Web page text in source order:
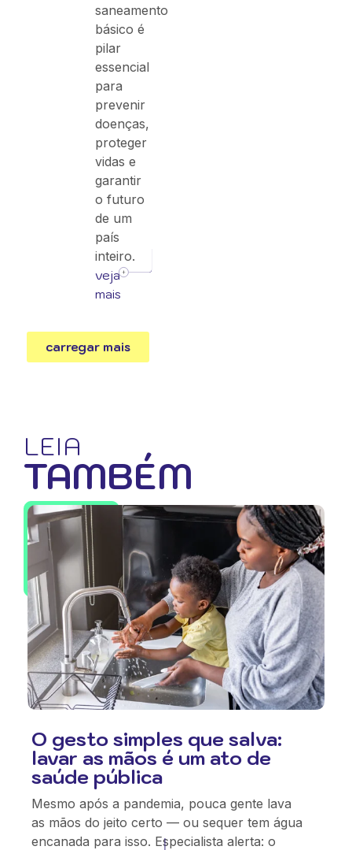
saneamento
básico é
pilar
essencial
para
prevenir
doenças,
proteger
vidas e
garantir
o futuro
de um
país
inteiro.
veja
mais
carregar mais
LEIA
TAMBÉM
O gesto simples que salva:
lavar as mãos é um ato de
saúde pública
Mesmo após a pandemia, pouca gente lava
as mãos do jeito certo — ou sequer tem água
encanada para isso. Especialista alerta: o